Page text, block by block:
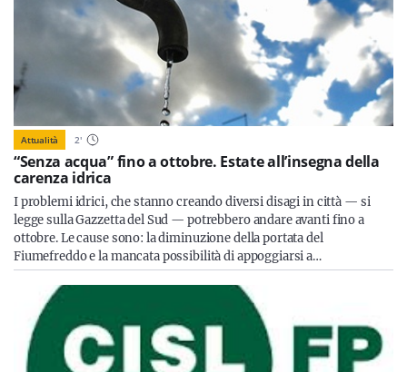
Attualità 2'
“Senza acqua” fino a ottobre. Estate all’insegna della
carenza idrica
I problemi idrici, che stanno creando diversi disagi in città — si
legge sulla Gazzetta del Sud — potrebbero andare avanti fino a
ottobre. Le cause sono: la diminuzione della portata del
Fiumefreddo e la mancata possibilità di appoggiarsi a…